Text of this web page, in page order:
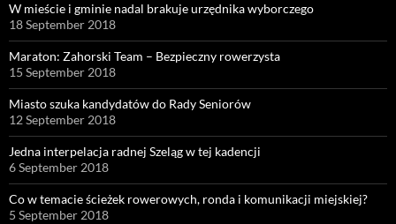
W mieście i gminie nadal brakuje urzędnika wyborczego
18 September 2018
Maraton: Zahorski Team – Bezpieczny rowerzysta
15 September 2018
Miasto szuka kandydatów do Rady Seniorów
12 September 2018
Jedna interpelacja radnej Szeląg w tej kadencji
6 September 2018
Co w temacie ścieżek rowerowych, ronda i komunikacji miejskiej?
5 September 2018